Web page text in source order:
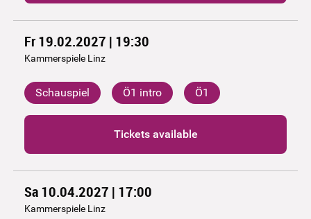
Fr 19.02.2027 | 19:30
Kammerspiele Linz
Schauspiel Ö1 intro Ö1
Tickets available
Sa 10.04.2027 | 17:00
Kammerspiele Linz